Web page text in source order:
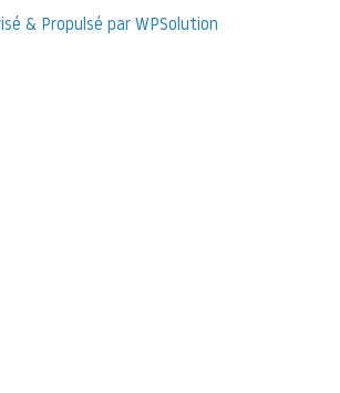
& Propulsé par WPSolution